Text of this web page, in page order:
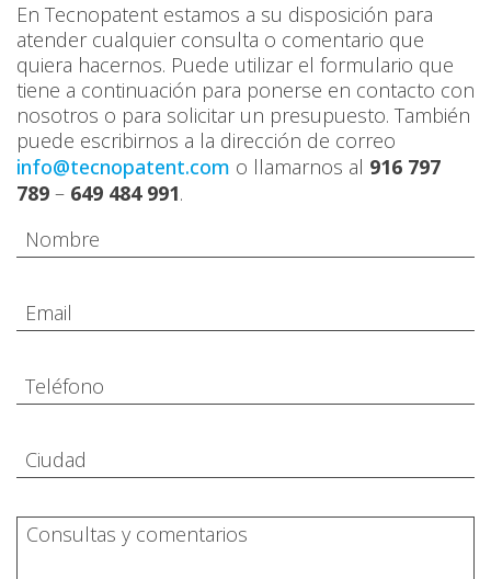
En Tecnopatent estamos a su disposición para
atender cualquier consulta o comentario que
quiera hacernos. Puede utilizar el formulario que
tiene a continuación para ponerse en contacto con
nosotros o para solicitar un presupuesto. También
puede escribirnos a la dirección de correo
info@tecnopatent.com o llamarnos al 916 797
789 – 649 484 991.